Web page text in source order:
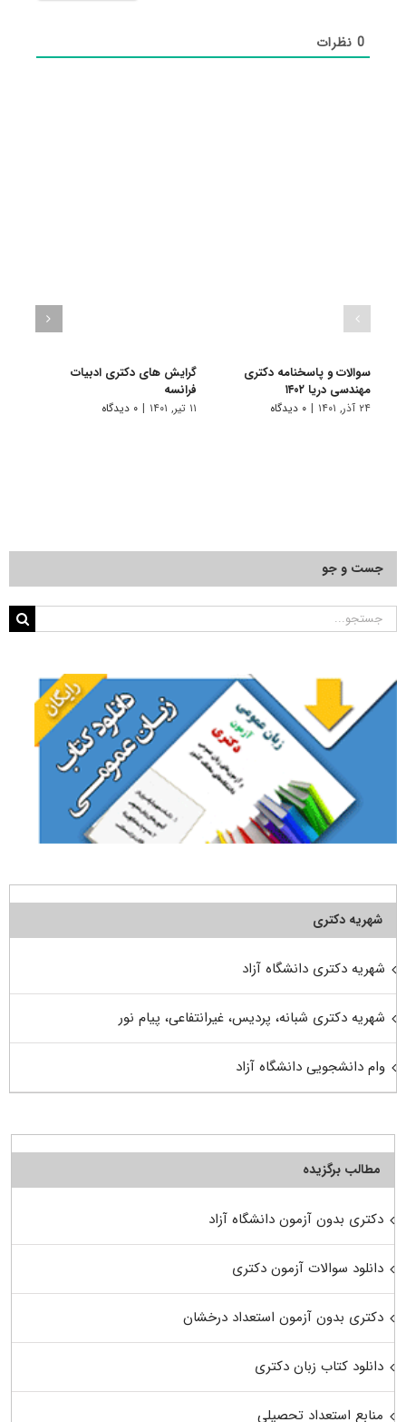
0نظرات
سوالات و پاسخنامه دکتری
مهندسی دریا ۱۴۰۲
۲۴ آذر, ۱۴۰۱ | ۰ دیدگاه
گرایش های دکتری ادبیات
فراﻧﺴﻪ
۱۱ تیر, ۱۴۰۱ | ۰ دیدگاه
جست و جو
جستجو
شهریه دکتری
شهریه دکتری دانشگاه آزاد
شهریه دکتری شبانه، پردیس، غیرانتفاعی، پیام نور
وام دانشجویی دانشگاه آزاد
مطالب برگزیده
دکتری بدون آزمون دانشگاه آزاد
دانلود سوالات آزمون دکتری
دکتری بدون آزمون استعداد درخشان
دانلود کتاب زبان دکتری
منابع استعداد تحصیلی